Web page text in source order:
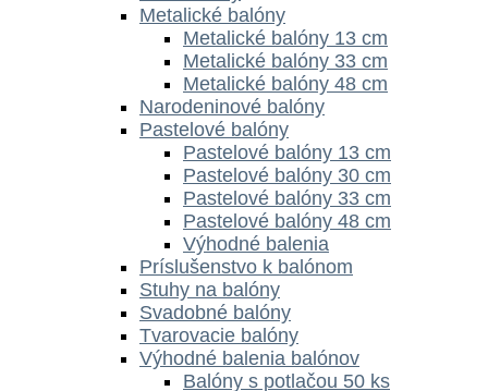
Metalické balóny
Metalické balóny 13 cm
Metalické balóny 33 cm
Metalické balóny 48 cm
Narodeninové balóny
Pastelové balóny
Pastelové balóny 13 cm
Pastelové balóny 30 cm
Pastelové balóny 33 cm
Pastelové balóny 48 cm
Výhodné balenia
Príslušenstvo k balónom
Stuhy na balóny
Svadobné balóny
Tvarovacie balóny
Výhodné balenia balónov
Balóny s potlačou 50 ks